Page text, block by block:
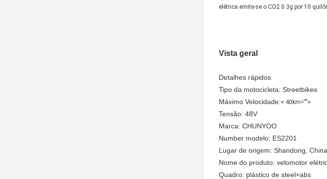
elétrica emite-se o CO2 0.3g por 10
Vista geral
Detalhes rápidos
Tipo da motocicleta: Streetbikes
Máximo Velocidade:< 40km="">
Tensão: 48V
Marca: CHUNYOO
Number modelo: ES2201
Lugar de origem: Shandong, China
Nome do produto: velomotor
Quadro: plástico de steel+abs